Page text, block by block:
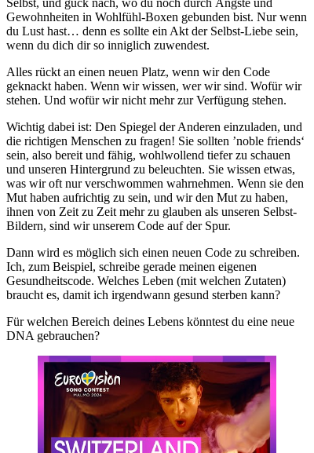
Gewohnheiten in Wohlfühl-Boxen gebunden bist. Nur wenn
du Lust hast… denn es sollte ein Akt der Selbst-Liebe sein,
wenn du dich dir so inniglich zuwendest.
Alles rückt an einen neuen Platz, wenn wir den Code
geknackt haben. Wenn wir wissen, wer wir sind. Wofür wir
stehen. Und wofür wir nicht mehr zur Verfügung stehen.
Wichtig dabei ist: Den Spiegel der Anderen einzuladen, und
die richtigen Menschen zu fragen! Sie sollten ’noble friends‘
sein, also bereit und fähig, wohlwollend tiefer zu schauen
und unseren Hintergrund zu beleuchten. Sie wissen etwas,
was wir oft nur verschwommen wahrnehmen. Wenn sie den
Mut haben aufrichtig zu sein, und wir den Mut zu haben,
ihnen von Zeit zu Zeit mehr zu glauben als unseren Selbst-
Bildern, sind wir unserem Code auf der Spur.
Dann wird es möglich sich einen neuen Code zu schreiben.
Ich, zum Beispiel, schreibe gerade meinen eigenen
Gesundheitscode. Welches Leben (mit welchen Zutaten)
braucht es, damit ich irgendwann gesund sterben kann?
Für welchen Bereich deines Lebens könntest du eine neue
DNA gebrauchen?